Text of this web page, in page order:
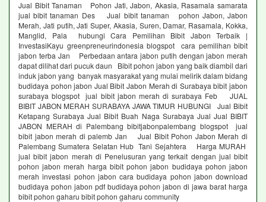
Jual Bibit Tanaman Pohon Jati, Jabon, Akasia, Rasamala samarata
jual bibit tanaman Des Jual bibit tanaman pohon Jabon, Jabon
Merah, Jati putih, Jati Super, Akasia, Suren, Damar, Rasamala, Kokka,
Manglid, Pala hubungi Cara Pemilihan Bibit Jabon Terbaik |
InvestasiKayu greenpreneurindonesia blogspot cara pemilihan bibit
jabon terba Jan Perbedaan antara jabon putih dengan jabon merah
dapat dilihat dari pucuk daun Bibit pohon jabon yang baik diambil dari
induk jabon yang banyak masyarakat yang mulai melirik dalam bidang
budidaya pohon jabon Jual Bibit Jabon Merah di Surabaya bibit jabon
surabaya blogspot jual bibit jabon merah di surabaya Feb JUAL
BIBIT JABON MERAH SURABAYA JAWA TIMUR HUBUNGI Jual Bibit
Ketapang Surabaya Jual Bibit Buah Naga Surabaya Jual Jual BIBIT
JABON MERAH di Palembang bibitjabonpalembang blogspot jual
bibit jabon merah di palemb Jan Jual Bibit Pohon Jabon Merah di
Palembang Sumatera Selatan Hub Tani Sejahtera Harga MURAH
jual bibit jabon merah di Penelusuran yang terkait dengan jual bibit
pohon jabon merah harga bibit pohon jabon budidaya pohon jabon
merah investasi pohon jabon cara budidaya pohon jabon download
budidaya pohon jabon pdf budidaya pohon jabon di jawa barat harga
bibit pohon gaharu bibit pohon gaharu community